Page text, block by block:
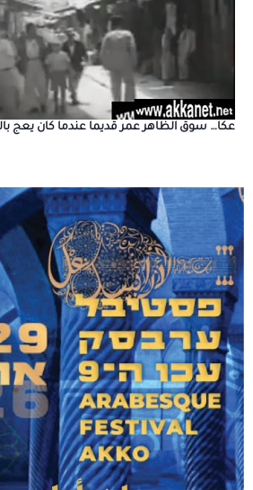
عكا… سوق الظاهر عمر قديما عندما كان يعج